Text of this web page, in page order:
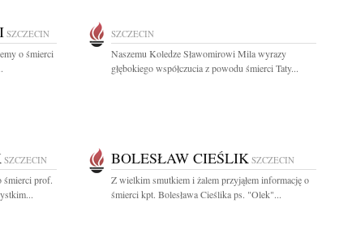
SZCZECIN
o śmierci
SZCZECIN
Naszemu Koledze Sławomirowi Mila wyrazy
głębokiego współczucia z powodu śmierci Taty...
SZCZECIN
śmierci prof.
BOLESŁAW CIEŚLIK SZCZECIN
Z wielkim smutkiem i żalem przyjąłem informację o
śmierci kpt. Bolesława Cieślika ps. "Olek"...